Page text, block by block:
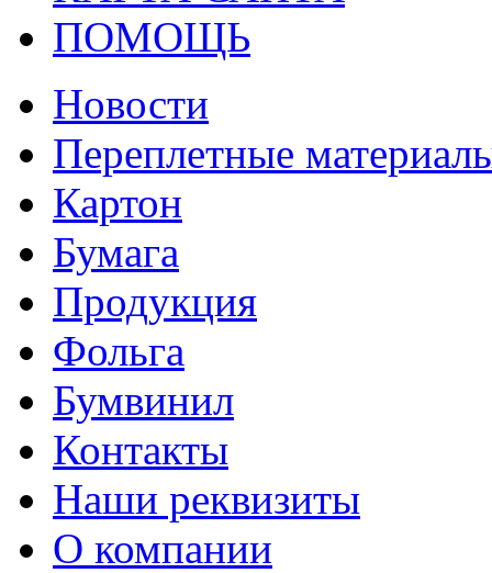
ПОМОЩЬ
Новости
Переплетные
Картон
Бумага
Продукция
Фольга
Бумвинил
Контакты
Наши реквизиты
О компании